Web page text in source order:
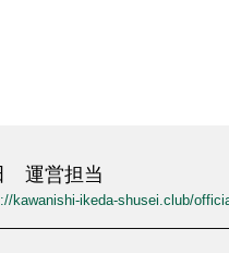
運営担当
kawanishi-ikeda-shusei.club/